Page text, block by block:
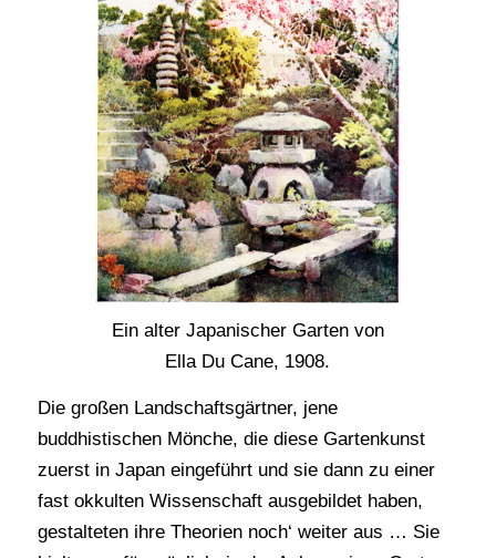
Ein alter Japanischer Garten von
Ella Du Cane, 1908.
Die großen Landschaftsgärtner, jene
buddhistischen Mönche, die diese Gartenkunst
zuerst in Japan eingeführt und sie dann zu einer
fast okkulten Wissenschaft ausgebildet haben,
gestalteten ihre Theorien noch‘ weiter aus … Sie